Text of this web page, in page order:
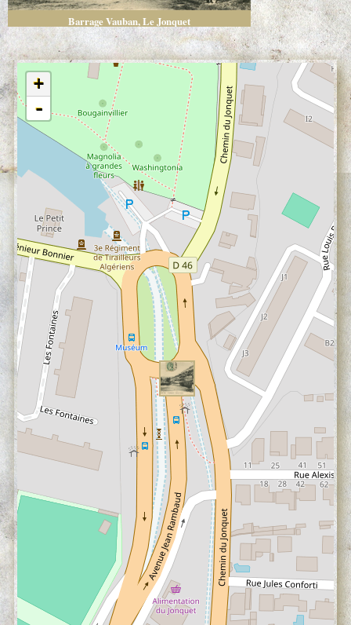
Barrage Vauban, Le Jonquet
+
-